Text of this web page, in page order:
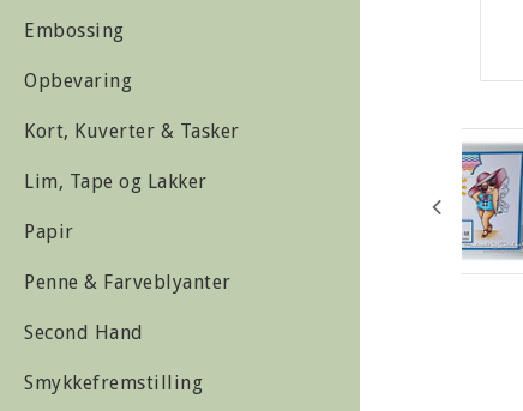
Embossing
Opbevaring
Kort, Kuverter & Tasker
Lim, Tape og Lakker
Papir
Penne & Farveblyanter
Second Hand
Smykkefremstilling